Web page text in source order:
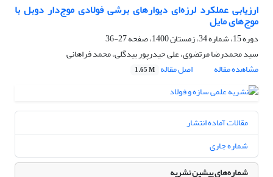
ارزیابی عملکرد لرزه‌ای دیوارهای برشی فولادی موج‌دار دوبل با
موج‌های مایل
دوره 15، شماره 34، زمستان 1400، صفحه
27-36
سید محمدرضا مرتضوی، علی حیدرپور بیدگلی، محمد فراهانی
مشاهده مقاله
اصل مقاله 1.65 M
مقالات آماده انتشار
شماره جاری
شماره‌های پیشین نشریه